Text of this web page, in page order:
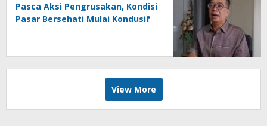
Pasca Aksi Pengrusakan, Kondisi
Pasar Bersehati Mulai Kondusif
View More